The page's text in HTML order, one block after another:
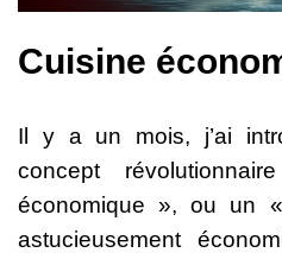
Cuisine
Il y a un mois, j’ai
concept
économique », ou un
astucieusement